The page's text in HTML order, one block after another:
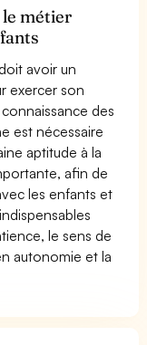
le métier
avoir un
exercer son
des
est nécessaire
aptitude à la
afin de
les enfants et
le sens de
autonomie et la